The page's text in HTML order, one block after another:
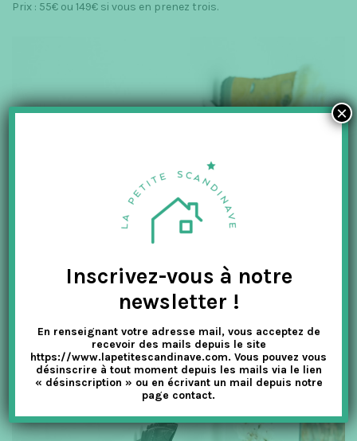
Prix : 55€ ou 149€ si vous en prenez trois.
Inscrivez-vous à notre
newsletter !
En renseignant votre adresse mail, vous acceptez de
recevoir des mails depuis le site
https://www.lapetitescandinave.com. Vous pouvez vous
désinscrire à tout moment depuis les mails via le lien
« désinscription » ou en écrivant un mail depuis notre
page contact.
×